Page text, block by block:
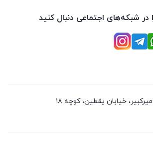
در شبکه‌های اجتماعی دنبال کنید
خیابان یقطین، کوچه ۱۸